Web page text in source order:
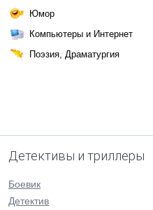
Юмор
Компьютеры и Интернет
Поэзия, Драматургия
Детективы и триллеры
Боевик
Детектив